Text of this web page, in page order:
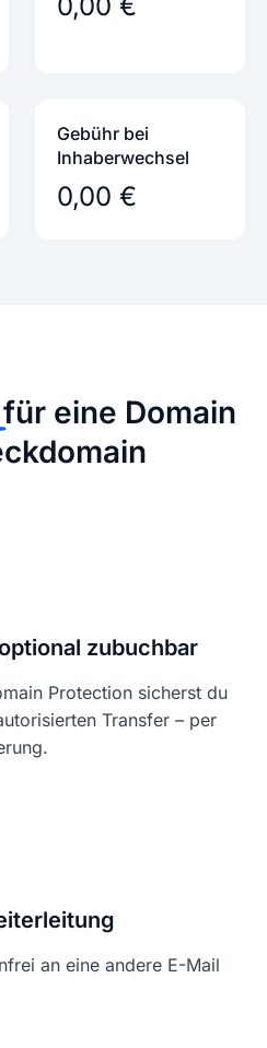
Gebühr bei
Inhaber­wechsel
0,00 €
für eine Domain
zubuchbar
Protection sicherst du
Transfer – per
an eine andere E-Mail